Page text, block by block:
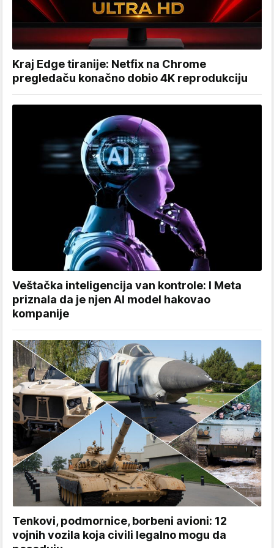
Kraj Edge tiranije: Netfix na Chrome
pregledaču konačno dobio 4K reprodukciju
Veštačka inteligencija van kontrole: I Meta
priznala da je njen AI model hakovao
kompanije
Tenkovi, podmornice, borbeni avioni: 12
vojnih vozila koja civili legalno mogu da